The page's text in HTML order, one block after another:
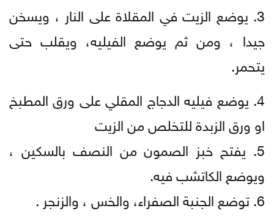
3. يوضع الزيت في المقلاة على النار ، ويسخن
جيدا ، ومن ثم يوضع الفيليه، ويقلب حتى
يتحمر.
4. يوضع فيليه الدجاج المقلي على ورق المطبخ
او ورق الزبدة للتخلص من الزيت
5. يفتح خبز الصمون من النصف بالسكين ،
ويوضع الكاتشب فيه.
6. توضع الجنبة الصفراء، والخس ، والزنجر .